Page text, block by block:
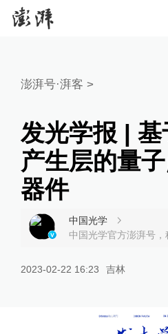
澎湃号·湃客 >
发光学报 |
产生层的量
器件
中国光学
中国光学官方澎湃号
2023-02-22 16:23 吉林